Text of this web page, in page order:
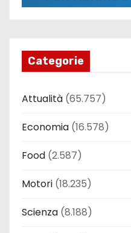
Categorie
Attualità (65.757)
Economia (16.578)
Food (2.587)
Motori (18.235)
Scienza (8.188)